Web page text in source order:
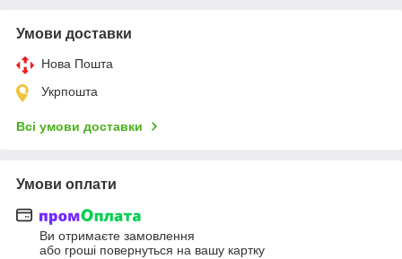
Умови доставки
Нова Пошта
Укрпошта
Всі умови доставки
Умови оплати
Ви отримаєте замовлення
або гроші повернуться на вашу картку